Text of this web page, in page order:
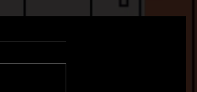
攻めの事業拡大
コロナ禍での事業予測・・・、地